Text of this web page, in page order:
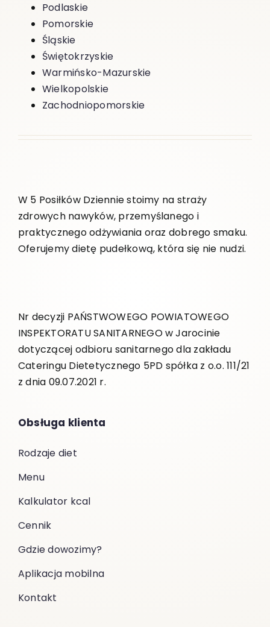
Podlaskie
Pomorskie
Śląskie
Świętokrzyskie
Warmińsko-Mazurskie
Wielkopolskie
Zachodniopomorskie
W 5 Posiłków Dziennie stoimy na straży
zdrowych nawyków, przemyślanego i
praktycznego odżywiania oraz dobrego smaku.
Oferujemy dietę pudełkową, która się nie nudzi.
Nr decyzji PAŃSTWOWEGO POWIATOWEGO
INSPEKTORATU SANITARNEGO w Jarocinie
dotyczącej odbioru sanitarnego dla zakładu
Cateringu Dietetycznego 5PD spółka z o.o. 111/21
z dnia 09.07.2021 r.
Obsługa klienta
Rodzaje diet
Menu
Kalkulator kcal
Cennik
Gdzie dowozimy?
Aplikacja mobilna
Kontakt